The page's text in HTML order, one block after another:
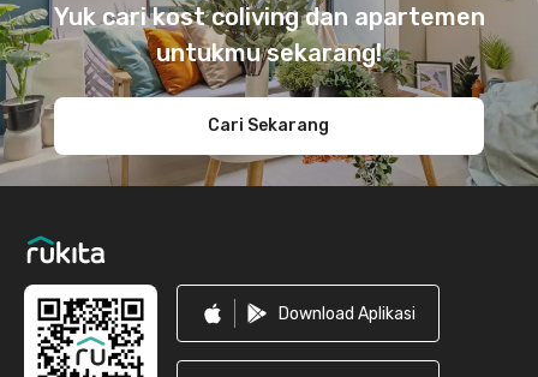
Yuk cari kost coliving dan apartemen
untukmu sekarang!
Cari Sekarang
Download Aplikasi